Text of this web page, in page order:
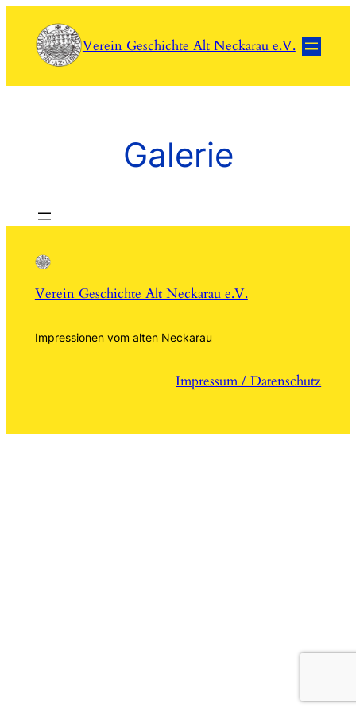
Inhalt
springen
Verein Geschichte Alt Neckarau e.V.
Galerie
Verein Geschichte Alt Neckarau e.V.
Impressionen vom alten Neckarau
Impressum / Datenschutz